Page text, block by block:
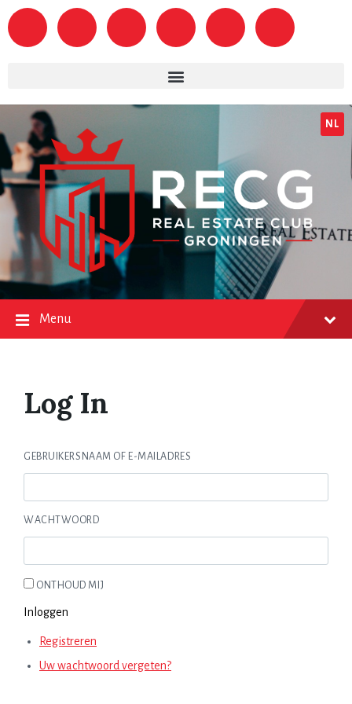
NL
Menu
Log In
GEBRUIKERSNAAM OF E-MAILADRES
WACHTWOORD
ONTHOUD MIJ
Inloggen
Registreren
Uw wachtwoord vergeten?